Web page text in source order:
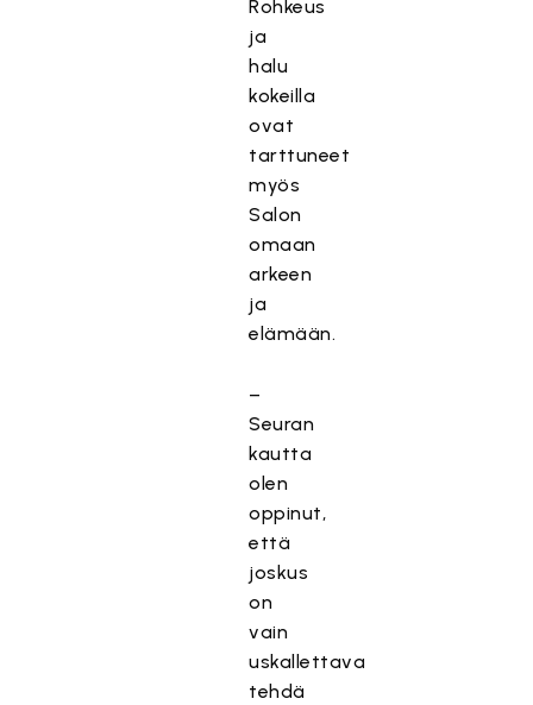
Rohkeus
ja
halu
kokeilla
ovat
tarttuneet
myös
Salon
omaan
arkeen
ja
elämään.
–
Seuran
kautta
olen
oppinut,
että
joskus
on
vain
uskallettava
tehdä